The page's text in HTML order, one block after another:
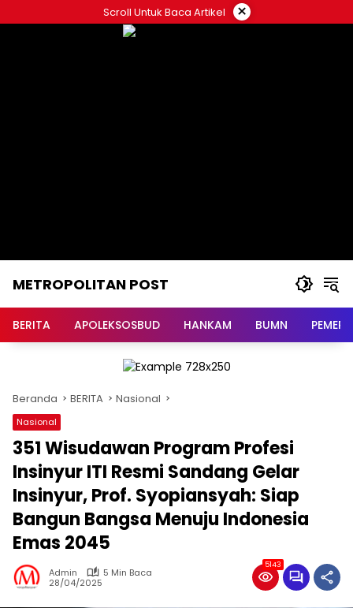
ke
Scroll Untuk Baca Artikel ×
METROPOLITAN POST
BERITA APOLEKSOSBUD HANKAM BUMN
Beranda BERITA Nasional
Nasional
351 Wisudawan Program Profesi
Insinyur ITI Resmi Sandang Gelar
Insinyur, Prof. Syopiansyah: Siap
Bangun Bangsa Menuju Indonesia
Emas 2045
Admin
5 Min Baca
28/04/2025
5143